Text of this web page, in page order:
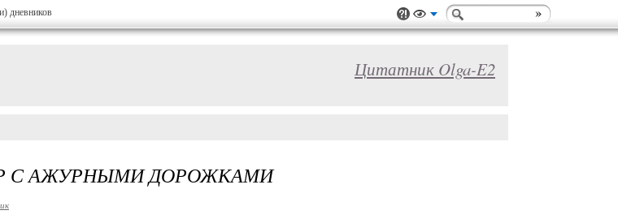
дневников
Цитатник Olga-E2
С АЖУРНЫМИ ДОРОЖКАМИ